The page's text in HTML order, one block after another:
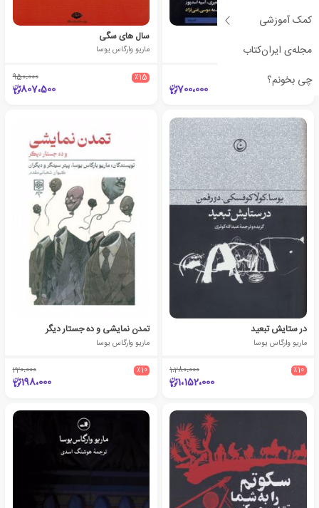
کمک آموزشی
مجله‌ی ایران‌کتاب
چی بخونم؟
ماریو وارگاس یوسا
700،000
سال های سگی
ماریو وارگاس یوسا
٪15 950،000
807،500
در ستایش تبعید
ماریو وارگاس یوسا
٪10 1،280،000
1،152،000
تمدن نمایشی و ده جستار دیگر
ماریو وارگاس یوسا
٪10 220،000
198،000